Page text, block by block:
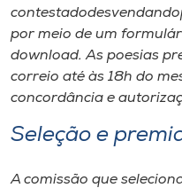
por meio de um
download. As poesias
correio até às 18h do
concordância e
Seleção e
A comissão que